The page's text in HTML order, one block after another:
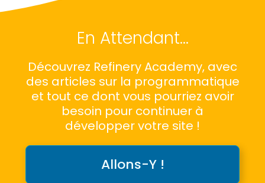
En Attendant…
Découvrez Refinery Academy, avec
des articles sur la programmatique
et tout ce dont vous pourriez avoir
besoin pour continuer à
développer votre site !
Allons-Y !